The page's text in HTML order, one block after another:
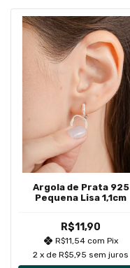
Argola de Prata 925
Pequena Lisa 1,1cm
R$11,90
R$11,54 com Pix
2 x deR$5,95 sem juros